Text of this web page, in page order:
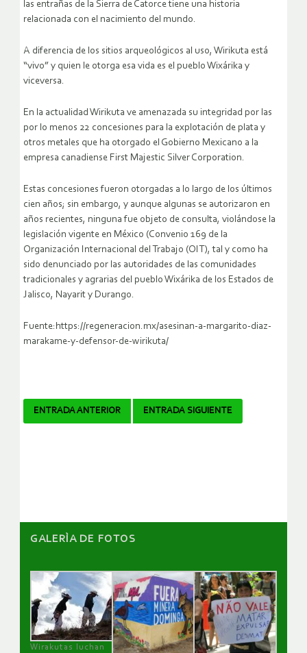
las entrañas de la Sierra de Catorce tiene una historia
relacionada con el nacimiento del mundo.
A diferencia de los sitios arqueológicos al uso, Wirikuta está
“vivo” y quien le otorga esa vida es el pueblo Wixárika y
viceversa.
En la actualidad Wirikuta ve amenazada su integridad por las
por lo menos 22 concesiones para la explotación de plata y
otros metales que ha otorgado el Gobierno Mexicano a la
empresa canadiense First Majestic Silver Corporation.
Estas concesiones fueron otorgadas a lo largo de los últimos
cien años; sin embargo, y aunque algunas se autorizaron en
años recientes, ninguna fue objeto de consulta, violándose la
legislación vigente en México (Convenio 169 de la
Organización Internacional del Trabajo (OIT), tal y como ha
sido denunciado por las autoridades de las comunidades
tradicionales y agrarias del pueblo Wixárika de los Estados de
Jalisco, Nayarit y Durango.
Fuente:https://regeneracion.mx/asesinan-a-margarito-diaz-
marakame-y-defensor-de-wirikuta/
Navegador
ENTRADA ANTERIOR ENTRADA SIGUIENTE
GALERÌA DE FOTOS
Wirakutas luchan